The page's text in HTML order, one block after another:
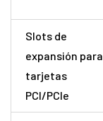
Slots de
expansión para
tarjetas
PCI/PCIe